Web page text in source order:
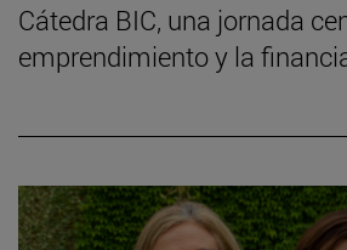
Cátedra BIC, una jornada
emprendimiento y la